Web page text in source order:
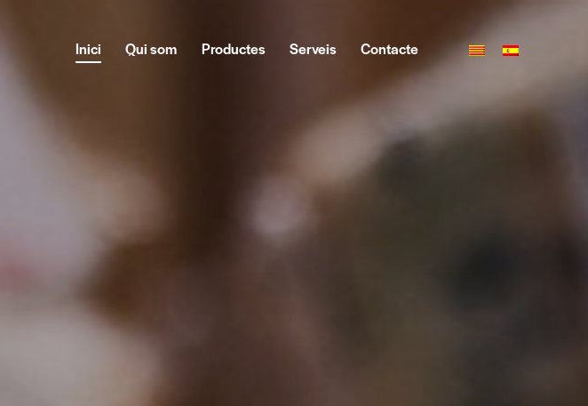
Inici Qui som Productes Serveis Contacte